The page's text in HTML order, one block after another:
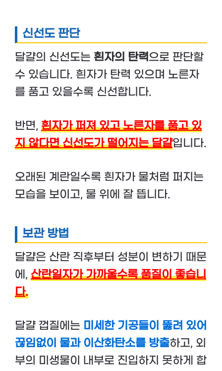
신선도 판단
달걀의 신선도는 흰자의 탄력으로 판단할
수 있습니다. 흰자가 탄력 있으며 노른자
를 품고 있을수록 신선합니다.
반면, 흰자가 퍼져 있고 노른자를 품고 있
지 않다면 신선도가 떨어지는 달걀입니다.
오래된 계란일수록 흰자가 물처럼 퍼지는
모습을 보이고, 물 위에 잘 뜹니다.
보관 방법
달걀은 산란 직후부터 성분이 변하기 때문
에, 산란일자가 가까울수록 품질이 좋습니
다.
달걀 껍질에는 미세한 기공들이 뚫려 있어
끊임없이 물과 이산화탄소를 방출하고, 외
부의 미생물이 내부로 진입하지 못하게 합